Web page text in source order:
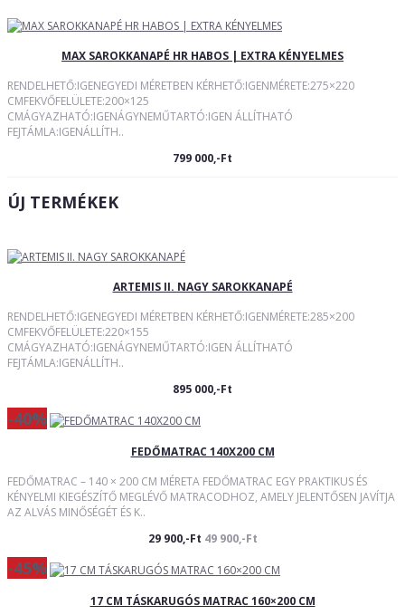
MAX SAROKKANAPÉ HR HABOS | EXTRA KÉNYELMES
RENDELHETŐ:IGENEGYEDI MÉRETBEN KÉRHETŐ:IGENMÉRETE:275×220
CMFEKVŐFELÜLETE:200×125
CMÁGYAZHATÓ:IGENÁGYNEMŰTARTÓ:IGEN ÁLLÍTHATÓ
FEJTÁMLA:IGENÁLLÍTH..
799 000,-Ft
ÚJ TERMÉKEK
ARTEMIS II. NAGY SAROKKANAPÉ
RENDELHETŐ:IGENEGYEDI MÉRETBEN KÉRHETŐ:IGENMÉRETE:285×200
CMFEKVŐFELÜLETE:220×155
CMÁGYAZHATÓ:IGENÁGYNEMŰTARTÓ:IGEN ÁLLÍTHATÓ
FEJTÁMLA:IGENÁLLÍTH..
895 000,-Ft
-40%
FEDŐMATRAC 140X200 CM
FEDŐMATRAC – 140 × 200 CM MÉRETA FEDŐMATRAC EGY PRAKTIKUS ÉS
KÉNYELMI KIEGÉSZÍTŐ MEGLÉVŐ MATRACODHOZ, AMELY JELENTŐSEN JAVÍTJA
AZ ALVÁS MINŐSÉGÉT ÉS K..
29 900,-Ft 49 900,-Ft
-45%
17 CM TÁSKARUGÓS MATRAC 160×200 CM